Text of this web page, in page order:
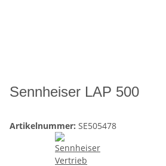
Sennheiser LAP 500
Artikelnummer: SE505478